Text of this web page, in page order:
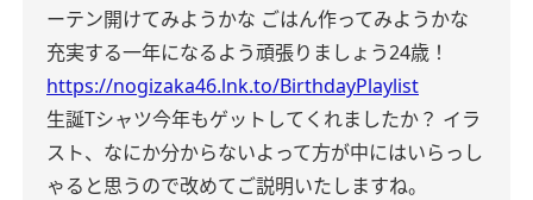
ーテン開けてみようかな ごはん作ってみようかな
充実する一年になるよう頑張りましょう24歳！
https://nogizaka46.lnk.to/BirthdayPlaylist
生誕Tシャツ今年もゲットしてくれましたか？ イラ
スト、なにか分からないよって方が中にはいらっし
ゃると思うので改めてご説明いたしますね。